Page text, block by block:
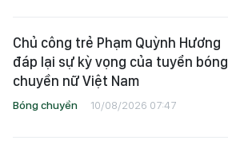
Chủ công trẻ Phạm Quỳnh Hương
đáp lại sự kỳ vọng của tuyển bóng
chuyền nữ Việt Nam
Bóng chuyền 10/08/2026 07:47